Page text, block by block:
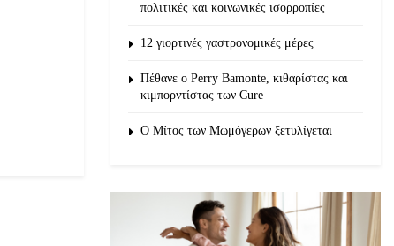
πολιτικές και κοινωνικές ισορροπίες
12 γιορτινές γαστρονομικές μέρες
Πέθανε ο Perry Bamonte, κιθαρίστας και
κιμπορντίστας των Cure
O Μίτος των Μωμόγερων ξετυλίγεται